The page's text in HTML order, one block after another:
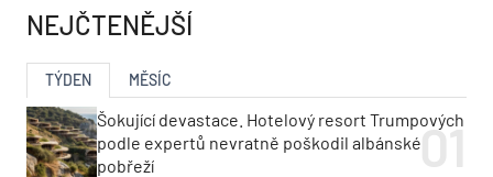
NEJČTENĚJŠÍ
TÝDEN MĚSÍC
Šokující devastace. Hotelový resort Trumpových
podle expertů nevratně poškodil albánské
pobřeží